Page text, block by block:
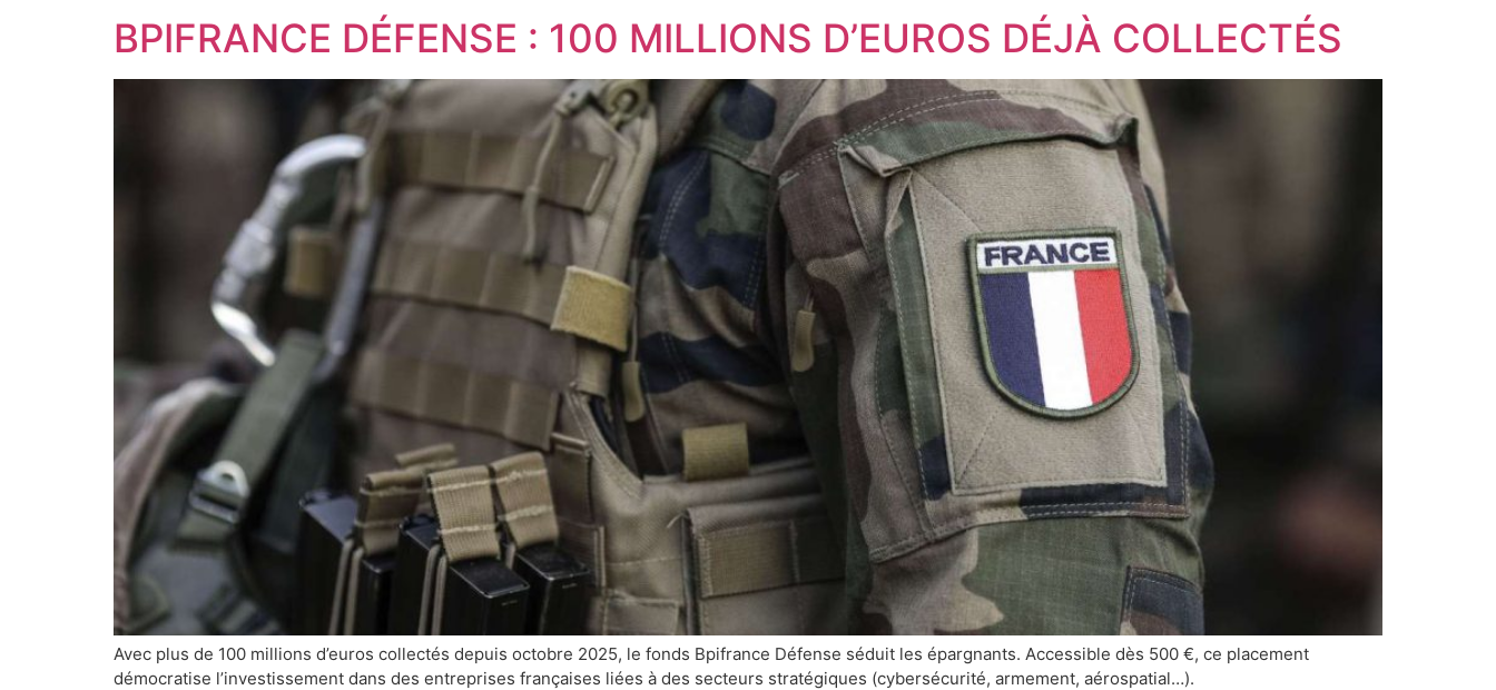
BPIFRANCE DÉFENSE : 100 MILLIONS D’EUROS DÉJÀ COLLECTÉS
Avec plus de 100 millions d’euros collectés depuis octobre 2025, le fonds Bpifrance Défense séduit les épargnants. Accessible dès 500 €, ce placement
démocratise l’investissement dans des entreprises françaises liées à des secteurs stratégiques (cybersécurité, armement, aérospatial…).